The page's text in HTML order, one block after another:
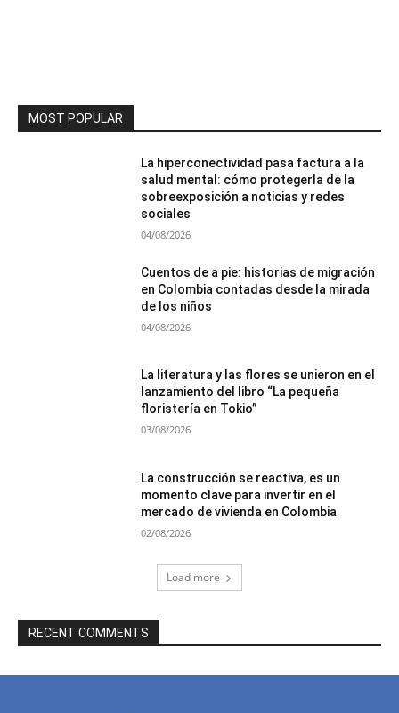
MOST POPULAR
La hiperconectividad pasa factura a la
salud mental: cómo protegerla de la
sobreexposición a noticias y redes
sociales
04/08/2026
Cuentos de a pie: historias de migración
en Colombia contadas desde la mirada
de los niños
04/08/2026
La literatura y las flores se unieron en el
lanzamiento del libro “La pequeña
floristería en Tokio”
03/08/2026
La construcción se reactiva, es un
momento clave para invertir en el
mercado de vivienda en Colombia
02/08/2026
Load more
RECENT COMMENTS